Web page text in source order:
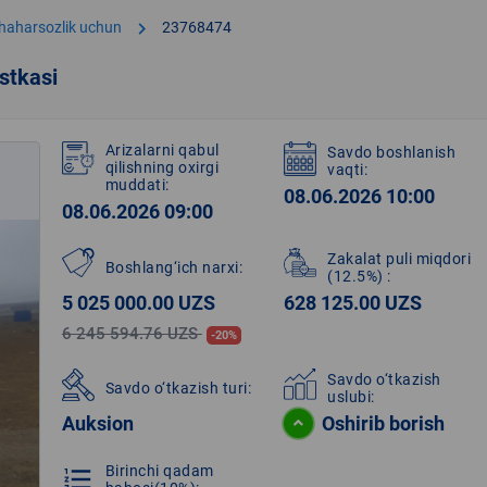
uchun chevron_right 23768474
Arizalarni qabul
qilishning oxirgi
muddati:
08.06.2026 09:00
Savdo boshlanish
vaqti:
08.06.2026 10:00
Boshlang‘ich narxi:
5 025 000.00 UZS
6 245 594.76 UZS -20%
Zakalat puli miqdori
(12.5%) :
628 125.00 UZS
Savdo o‘tkazish turi:
Auksion
Savdo o‘tkazish
uslubi:
Oshirib borish
format_list_numbered
Birinchi qadam